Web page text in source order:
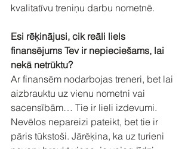
kvalitatīvu treniņu darbu nometnē.
Esi rēķinājusi, cik reāli liels
finansējums Tev ir nepieciešams, lai
nekā netrūktu?
Ar finansēm nodarbojas treneri, bet lai
aizbrauktu uz vienu nometni vai
sacensībām… Tie ir lieli izdevumi.
Nevēlos nepareizi pateikt, bet tie ir
pāris tūkstoši. Jārēķina, ka uz turieni